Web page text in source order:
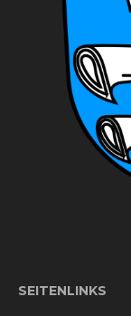
SEITENLINKS